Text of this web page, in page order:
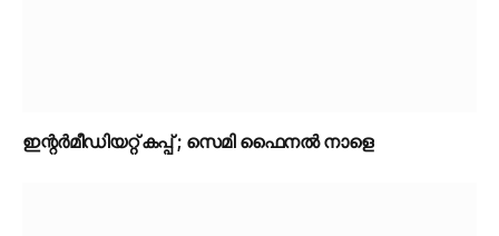
ഇന്റർമീഡിയറ്റ് കപ്പ് ; സെമി ഫൈനൽ നാളെ